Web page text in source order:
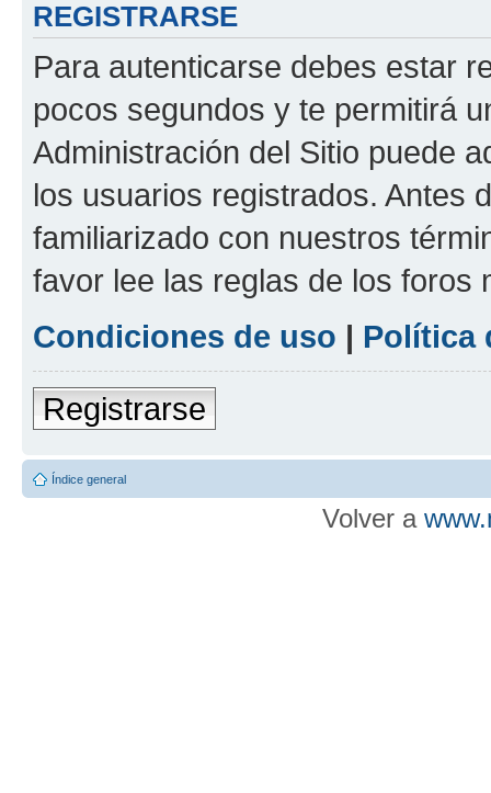
REGISTRARSE
Para autenticarse debes estar
pocos segundos y te permitirá
Administración del Sitio puede
los usuarios registrados. Antes
familiarizado con nuestros
favor lee las reglas de los foros
Condiciones de uso | Política
Registrarse
Índice general
Volver a